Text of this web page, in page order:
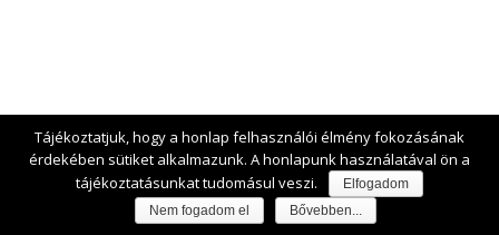
Tájékoztatjuk, hogy a honlap felhasználói élmény fokozásának
érdekében sütiket alkalmazunk. A honlapunk használatával ön a
tájékoztatásunkat tudomásul veszi.
Elfogadom
Nem fogadom el
Bővebben...